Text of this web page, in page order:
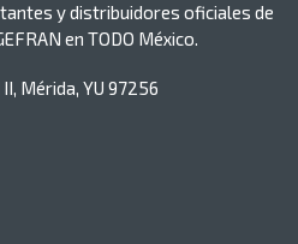
y distribuidores oficiales de
en TODO México.
Mérida, YU 97256